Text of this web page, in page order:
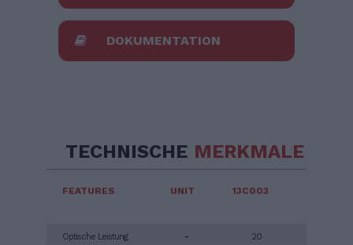
DOKUMENTATION
TECHNISCHE MERKMALE
FEATURES
Optische Leistung
UNIT
-
13C003
20